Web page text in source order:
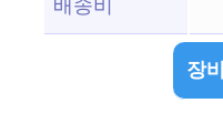
배송비
장